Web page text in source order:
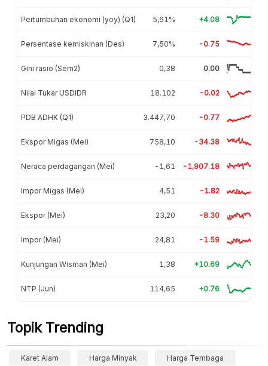
Pertumbuhan ekonomi (yoy) (Q1) 5,61% +4.08
Persentase kemiskinan (Des) 7,50% -0.75
Gini rasio (Sem2) 0,38 0.00
Nilai Tukar USDIDR 18.102 -0.02
PDB ADHK (Q1) 3.447,70 -0.77
Ekspor Migas (Mei) 758,10 -34.38
Neraca perdagangan (Mei) -1,61 -1,907.18
Impor Migas (Mei) 4,51 -1.82
Ekspor (Mei) 23,20 -8.30
Impor (Mei) 24,81 -1.59
Kunjungan Wisman (Mei) 1,38 +10.69
NTP (Jun) 114,65 +0.76
Topik Trending
Karet Alam Harga Minyak Harga Tembaga